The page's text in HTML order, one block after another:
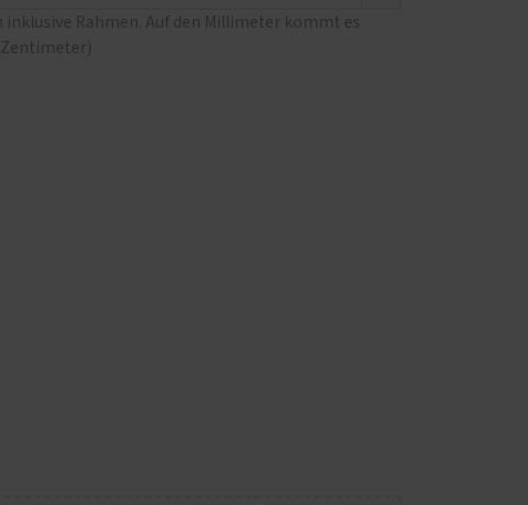
inklusive Rahmen. Auf den Millimeter kommt es
Zentimeter)